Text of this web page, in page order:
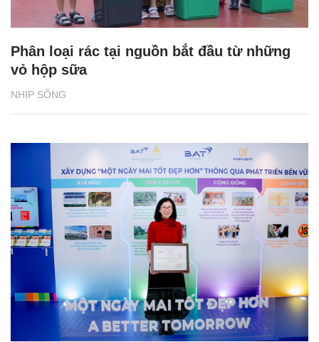
NHỊP SỐNG
Phân loại rác tại nguồn bắt đầu từ những
vỏ hộp sữa